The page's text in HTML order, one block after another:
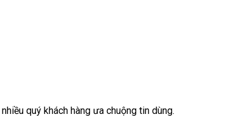
quý khách hàng ưa chuộng tin dùng.